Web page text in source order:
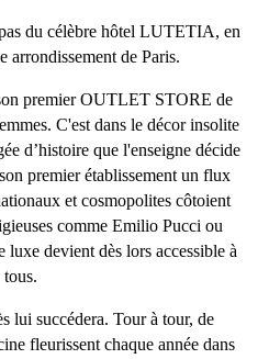
du célèbre hôtel LUTETIA, en
arrondissement de Paris.
premier OUTLET STORE de
C'est dans le décor insolite
d’histoire que l'enseigne décide
premier établissement un flux
et cosmopolites côtoient
comme Emilio Pucci ou
devient dès lors accessible à
tous.
lui succédera. Tour à tour, de
fleurissent chaque année dans